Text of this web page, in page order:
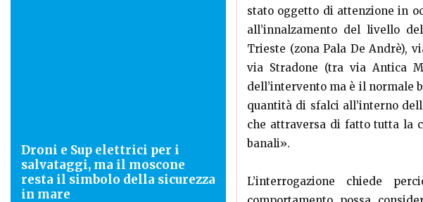
Droni e Sup elettrici per i
salvataggi, ma il moscone
resta il simbolo della sicurezza
in mare
stato oggetto di attenzione in
all’innalzamento del livello
Trieste (zona Pala De Andrè),
via Stradone (tra via Antica
dell’intervento ma è il normale
quantità di sfalci all’interno
che attraversa di fatto tutta la
banali».
L’interrogazione chiede